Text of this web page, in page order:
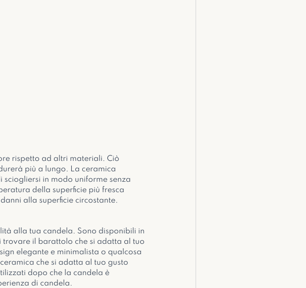
rispetto ad altri materiali. Ciò
più a lungo. La ceramica
in modo uniforme senza
della superficie più fresca
alla superficie circostante.
alla tua candela. Sono disponibili in
il barattolo che si adatta al tuo
elegante e minimalista o qualcosa
che si adatta al tuo gusto
dopo che la candela è
di candela.